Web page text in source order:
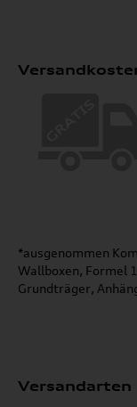
*ausgenommen
Wallboxen, Formel
Grundträger,
Versandarten